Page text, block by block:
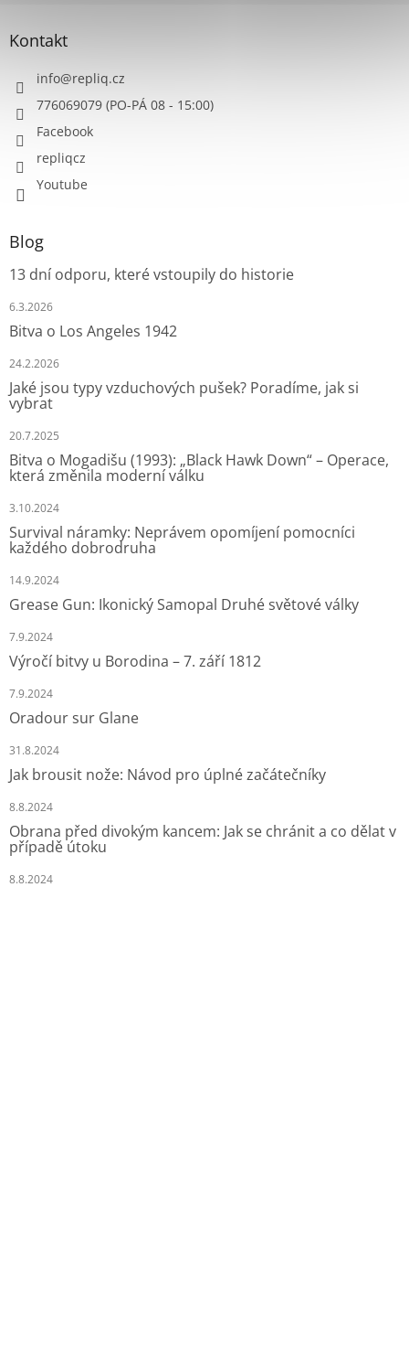
Kontakt
info@repliq.cz
776069079 (PO-PÁ 08 - 15:00)
Facebook
repliqcz
Youtube
Blog
13 dní odporu, které vstoupily do historie
6.3.2026
Bitva o Los Angeles 1942
24.2.2026
Jaké jsou typy vzduchových pušek? Poradíme, jak si
vybrat
20.7.2025
Bitva o Mogadišu (1993): „Black Hawk Down“ – Operace,
která změnila moderní válku
3.10.2024
Survival náramky: Neprávem opomíjení pomocníci
každého dobrodruha
14.9.2024
Grease Gun: Ikonický Samopal Druhé světové války
7.9.2024
Výročí bitvy u Borodina – 7. září 1812
7.9.2024
Oradour sur Glane
31.8.2024
Jak brousit nože: Návod pro úplné začátečníky
8.8.2024
Obrana před divokým kancem: Jak se chránit a co dělat v
případě útoku
8.8.2024